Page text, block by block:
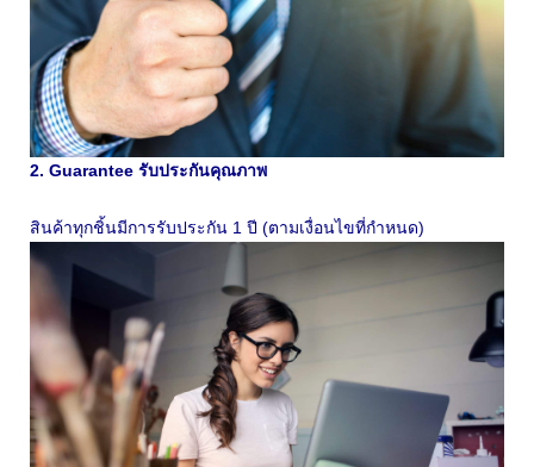
2. Guarantee รับประกันคุณภาพ
สินค้าทุกชิ้นมีการรับประกัน 1 ปี (ตามเงื่อนไขที่กำหนด)